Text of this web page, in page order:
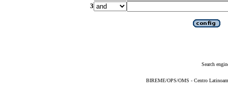
3
Search
BIREME/OPS/OMS - Centro